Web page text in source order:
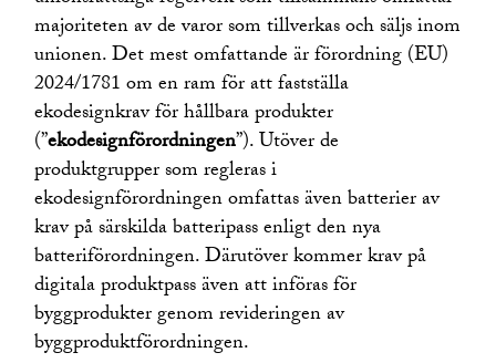
majoriteten av de varor som tillverkas och säljs inom
unionen. Det mest omfattande är förordning (EU)
2024/1781 om en ram för att fastställa
ekodesignkrav för hållbara produkter
(”ekodesignförordningen”). Utöver de
produktgrupper som regleras i
ekodesignförordningen omfattas även batterier av
krav på särskilda batteripass enligt den nya
batteriförordningen. Därutöver kommer krav på
digitala produktpass även att införas för
byggprodukter genom revideringen av
byggproduktförordningen.